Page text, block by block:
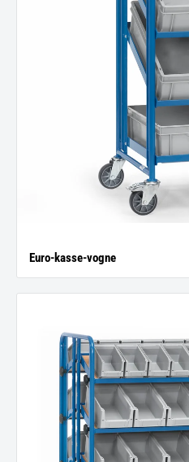
Euro-kasse-vogne